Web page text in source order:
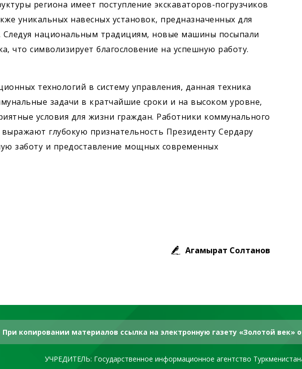
региона имеет поступление экскаваторов-погрузчиков
уникальных навесных установок, предназначенных для
Следуя национальным традициям, новые машины посыпали
что символизирует благословение на успешную работу.
технологий в систему управления, данная техника
задачи в кратчайшие сроки и на высоком уровне,
условия для жизни граждан. Работники коммунального
выражают глубокую признательность Президенту Сердару
заботу и предоставление мощных современных
Агамырат Солтанов
При копировании материалов ссылка на электронную газету «Золотой век»
УЧРЕДИТЕЛЬ: Государственное информационное агентство